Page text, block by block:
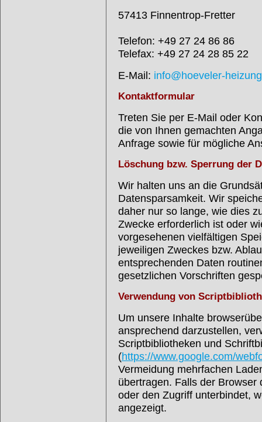
57413 Finnentrop-Fretter
Telefon: +49 27 24 86 86
Telefax: +49 27 24 28 85 22
E-Mail: info@hoeveler-
Kontaktformular
Treten Sie per E-Mail oder
die von Ihnen gemachten
Anfrage sowie für mögliche
Löschung bzw. Sperrung der
Wir halten uns an die
Datensparsamkeit. Wir
daher nur so lange, wie dies
Zwecke erforderlich ist oder
vorgesehenen vielfältigen
jeweiligen Zweckes bzw.
entsprechenden Daten
gesetzlichen Vorschriften
Verwendung von
Um unsere Inhalte
ansprechend darzustellen,
Scriptbibliotheken und
(https://www.google.com/
Vermeidung mehrfachen
übertragen. Falls der
oder den Zugriff unterbindet,
angezeigt.